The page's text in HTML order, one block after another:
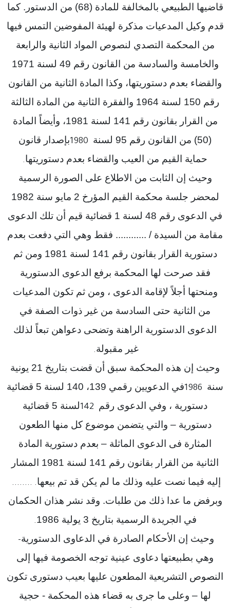
قاضيها الطبيعي بالمخالفة للمادة (68) من الدستور. كما
قدم وكيل المدعيات مذكرة لهيئة المفوضين التمس فيها
من المحكمة التصدي لنصوص المواد الثانية والرابعة
والخامسة والسادسة من القانون رقم 49 لسنة 1971
والقضاء بعدم دستوريتها، وكذا المادة الثانية من القانون
رقم 150 لسنة 1964 والفقرة الثانية من المادة الثالثة
من القرار بقانون رقم 141 لسنة 1981، وأيضاً المادة
(50) من القانون رقم 95 لسنة
1980بإصدار قانون
حماية القيم من العيب والقضاء بعدم دستوريتها.
وحيث إن الثابت من الاطلاع على الصورة الرسمية
لمحضر جلسة محكمة القيم المؤرخ 2 مايو سنة 1982
في الدعوى رقم 48 لسنة 1 قضائية قيم أن تلك الدعوى
مقامة من السيدة / ............ فقط وهي التي دفعت بعدم
دستورية القرار بقانون رقم 141 لسنة 1981 ومن ثم
فقد صرحت لها المحكمة برفع الدعوى الدستورية
ومنحتها أجلاً لإقامة الدعوى ، ومن ثم تكون المدعيات
من الثانية حتى السادسة من غير ذوات الصفة في
الدعوى الدستورية الراهنة وتضحى دعواهن تبعاً لذلك
غير مقبولة.
وحيث إن هذه المحكمة سبق أن قضت بتاريخ 21 يونية
سنة 1986
في الدعويين رقمي 139، 140 لسنة 5 قضائية
دستورية ، وفي الدعوى رقم
142
لسنة 5 قضائية
دستورية – والتي يتضمن موضوع كل منها الطعون
المثارة فى الدعوى الماثلة – بعدم دستورية المادة
الثانية من القرار بقانون رقم 141 لسنة 1981 المشار
إليه فيما نصت عليه وذلك ما لم يكن قد تم بيعها........ .
وبرفض ما عدا ذلك من طلبات. وقد نشر هذان الحكمان
في الجريدة الرسمية بتاريخ 3 يولية 1986
.
وحيث إن الأحكام الصادرة في الدعاوى الدستورية–
وهي بطبيعتها دعاوى عينية توجه الخصومة فيها إلى
النصوص التشريعية المطعون عليها بعيب دستورى تكون
لها – وعلى ما جرى به قضاء هذه المحكمة - حجية